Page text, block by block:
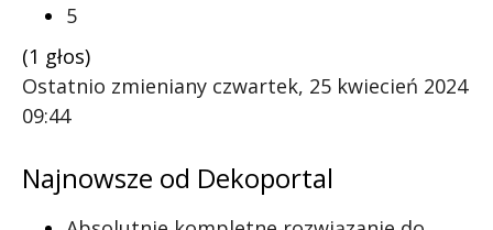
5
(1 głos)
Ostatnio zmieniany czwartek, 25 kwiecień 2024
09:44
Najnowsze od Dekoportal